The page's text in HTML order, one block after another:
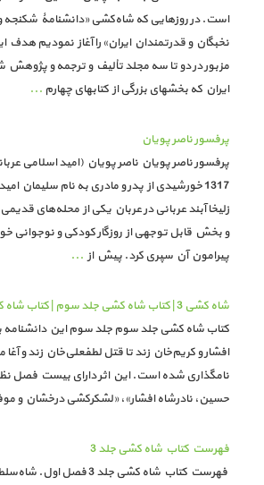
است. در روزهایی که شاه‌کشی «دانشنامۀ شکنجه
نخبگان و قدرتمندان ایران» را آغاز نمودیم
مزبور در دو تا سه مجلد تألیف و ترجمه و
ایران که بخشهای بزرگی از کتابهای چهارم ...
پرفسور ناصر پویان
پرفسور ناصر پویان ناصر پویان (امید اسلامی
1317 خورشیدی از پدر و مادری به نام سلیمان
زلیخا آبند عربانی در عربان یکی از محله‌های
و بخش قابل توجهی از روزگار کودکی و نوجوانی
پیرامون آن سپری کرد. پیش از ...
شاه کشی 3 | کتاب شاه کشی جلد سوم | کتاب شاه کشی
کتاب شاه کشی جلد سوم جلد سوم این دانشنامه
افشار و کریم‌خان زند تا قتل لطفعلی‌خان زند و آغا
نامگذاری شده است. این اثر دارای بیست فصل
حسین، نادرشاه افشار»، «لشکرکشی درخشان و
فهرست کتاب شاه کشی جلد 3
فهرست کتاب شاه کشی جلد 3